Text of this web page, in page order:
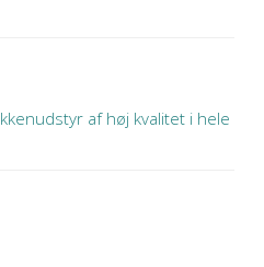
af høj kvalitet i hele